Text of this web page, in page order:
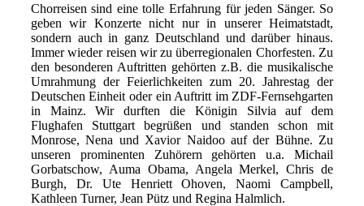
Chorreisen sind eine tolle Erfahrung für jeden Sänger. So
geben wir Konzerte nicht nur in unserer Heimatstadt,
sondern auch in ganz Deutschland und darüber hinaus.
Immer wieder reisen wir zu überregionalen Chorfesten. Zu
den besonderen Auftritten gehörten z.B. die musikalische
Umrahmung der Feierlichkeiten zum 20. Jahrestag der
Deutschen Einheit oder ein Auftritt im ZDF-Fernsehgarten
in Mainz. Wir durften die Königin Silvia auf dem
Flughafen Stuttgart begrüßen und standen schon mit
Monrose, Nena und Xavior Naidoo auf der Bühne. Zu
unseren prominenten Zuhörern gehörten u.a. Michail
Gorbatschow, Auma Obama, Angela Merkel, Chris de
Burgh, Dr. Ute Henriett Ohoven, Naomi Campbell,
Kathleen Turner, Jean Pütz und Regina Halmlich.